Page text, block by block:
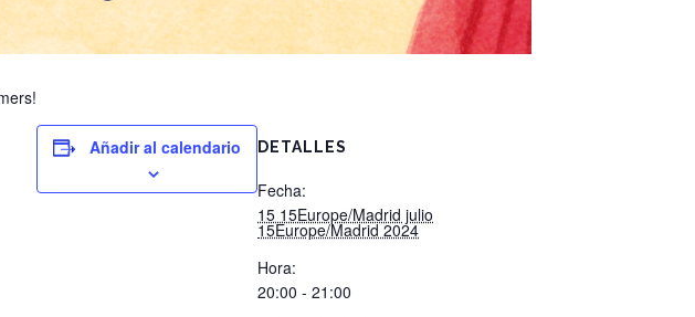
Añadir al calendario DETALLES
Fecha:
15 15Europe/Madrid julio
15Europe/Madrid 2024
Hora:
20:00 - 21:00